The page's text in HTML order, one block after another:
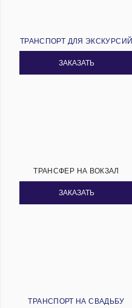
ТРАНСПОРТ ДЛЯ ЭКСКУРСИЙ
ЗАКАЗАТЬ
ТРАНСФЕР НА ВОКЗАЛ
ЗАКАЗАТЬ
ТРАНСПОРТ НА СВАДЬБУ